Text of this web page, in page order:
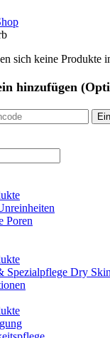
sich keine Produkte
hinzufügen
Poren
Spezialpflege Dry Skin